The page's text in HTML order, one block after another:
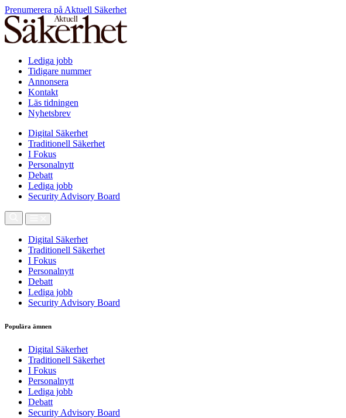
Prenumerera på Aktuell Säkerhet
Lediga jobb
Tidigare nummer
Annonsera
Kontakt
Läs tidningen
Nyhetsbrev
Digital Säkerhet
Traditionell Säkerhet
I Fokus
Personalnytt
Debatt
Lediga jobb
Security Advisory Board
Digital Säkerhet
Traditionell Säkerhet
I Fokus
Personalnytt
Debatt
Lediga jobb
Security Advisory Board
Populära ämnen
Digital Säkerhet
Traditionell Säkerhet
I Fokus
Personalnytt
Lediga jobb
Debatt
Security Advisory Board